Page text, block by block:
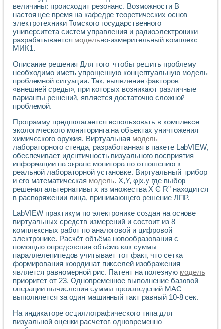
Об опыте работы учебного центра «Технологии
Технологии NI в магистерской программе «Прикладная
Система диагностики двигателей постоянного тока
Автоматизированный стенд формирования
Лабораторный практикум по курсу ИИС на базе
Академические и отраслевые институты
Учебные заведения
Бизнес
Контакты
величины: происходит резонанс. Возможности В
настоящее время на кафедре теоретических основ
электротехники Томского государственного
университета систем управления и радиоэлектроники
разрабатывается модельно-измерительный комплекс
МИК1.
Описание решения Для того, чтобы решить проблему
необходимо иметь упрощенную концептуальную модель
проблемной ситуации. Так, выявление факторов
«внешней среды», при которых возникают различные
варианты решений, является достаточно сложной
проблемой.
Программу предполагается использовать в комплексе
экологического мониторинга на объектах уничтожения
химического оружия. Виртуальная модель
лабораторного стенда, разработанная в пакете LabVIEW,
обеспечивает идентичность визуального восприятия
информации на экране монитора по отношению к
реальной лабораторной установке. Виртуальный прибор
и его математическая модель. X,Y, φjx,y где выбор
решения альтернативы х из множества X Є R” находится
в распоряжении лица, принимающего решение ЛПР.
LabVIEW практикум по электронике создан на основе
виртуальных средств измерений и состоит из 8
комплексных работ по аналоговой и цифровой
электронике. Расчёт объёма новообразования с
помощью определения объёма как суммы
параллелепипедов учитывает тот факт, что сетка
формирования координат пикселей изображения
является равномерной рис. Патент на полезную модель
приоритет от 23. Одновременное выполнение базовой
операции вычисления суммы произведений MAC
выполняется за один машинный такт равный 10-8 сек.
На индикаторе осциллографического типа для
визуальной оценки расчетов одновременно